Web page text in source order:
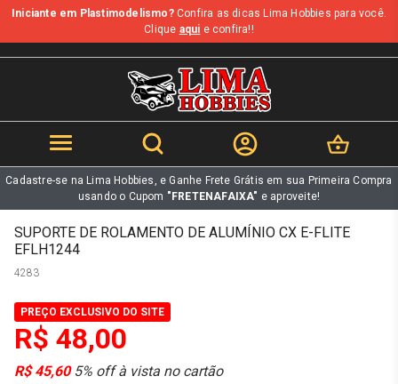
b
Iniciante em Plastimodelismo?Confira as dicas Lima Hobbies para você.
Clique aqui e confira!!
Cadastre-se na Lima Hobbies, e Ganhe Frete Grátis em sua Primeira Compra
usando o Cupom "FRETENAFAIXA" e aproveite!
SUPORTE DE ROLAMENTO DE ALUMÍNIO CX E-FLITE
EFLH1244
4283
PREÇO EXCLUSIVO DO SITE
R$ 48,00
R$ 45,605% off à vista no cartão